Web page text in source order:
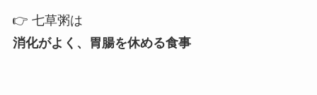
👉 七草粥は
消化がよく、胃腸を休める食事